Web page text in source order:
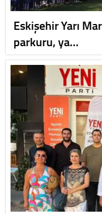
Eskişehir Yarı
parkuru, ya…